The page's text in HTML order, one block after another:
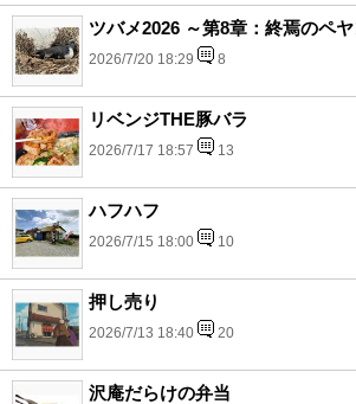
ツバメ2026 ～第8章：終焉のペ
2026/7/20 18:29 8
リベンジTHE豚バラ
2026/7/17 18:57 13
ハフハフ
2026/7/15 18:00 10
押し売り
2026/7/13 18:40 20
沢庵だらけの弁当